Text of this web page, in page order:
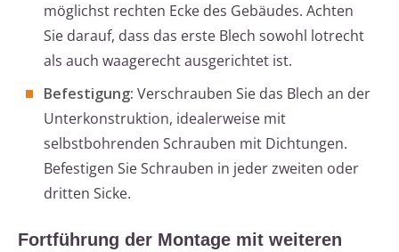
möglichst rechten Ecke des Gebäudes. Achten
Sie darauf, dass das erste Blech sowohl lotrecht
als auch waagerecht ausgerichtet ist.
Befestigung: Verschrauben Sie das Blech an der
Unterkonstruktion, idealerweise mit
selbstbohrenden Schrauben mit Dichtungen.
Befestigen Sie Schrauben in jeder zweiten oder
dritten Sicke.
Fortführung der Montage mit weiteren